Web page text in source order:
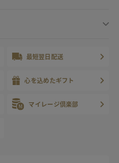
最短翌日配送
心を込めたギフト
マイレージ倶楽部